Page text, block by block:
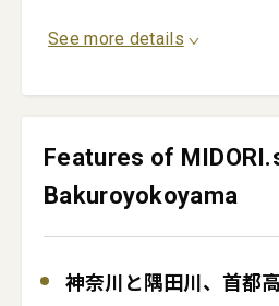
See more details
Features of
Bakuroyokoyama
神奈川と隅田川、首都